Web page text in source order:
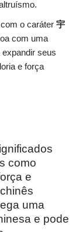
o caráter 宇
com uma
seus
e força
como
e
uma
e pode